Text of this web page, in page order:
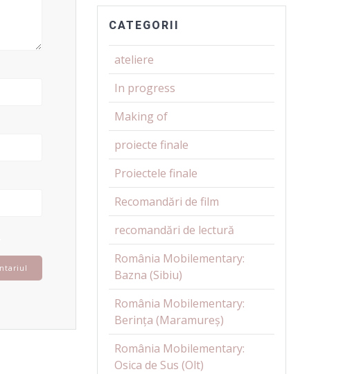
CATEGORII
ateliere
In progress
Making of
proiecte finale
Proiectele finale
Recomandări de film
recomandări de lectură
România Mobilementary:
Bazna (Sibiu)
România Mobilementary:
Berința (Maramureș)
România Mobilementary:
Osica de Sus (Olt)